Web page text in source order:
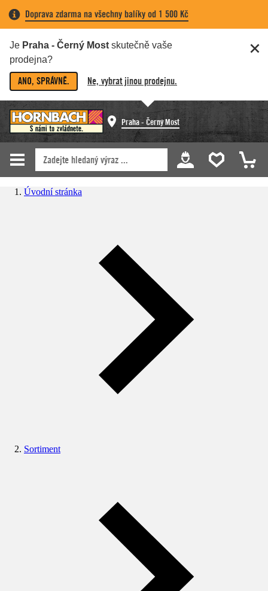
Doprava zdarma na všechny balíky od 1 500 Kč
Je Praha - Černý Most skutečně vaše
prodejna?
ANO, SPRÁVNĚ. Ne, vybrat jinou prodejnu.
Praha - Černý Most
Úvodní stránka
Sortiment